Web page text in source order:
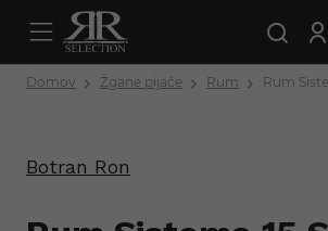
Domov Žgane pijače Rum Rum
Botran Ron